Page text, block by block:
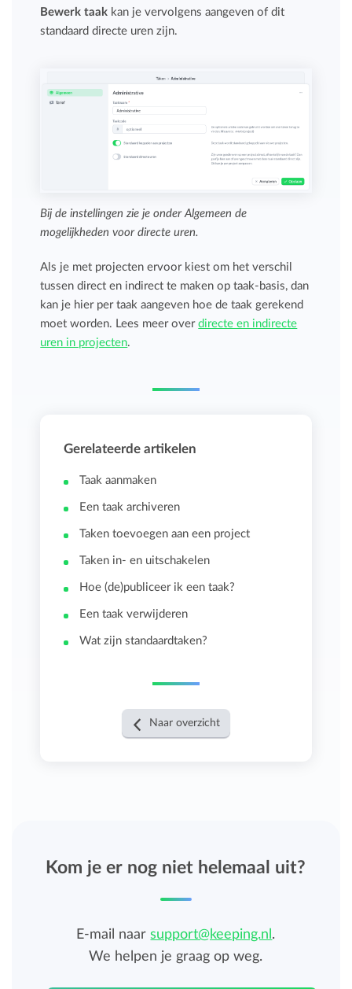
Bewerk taak kan je vervolgens aangeven of dit
standaard directe uren zijn.
Bij de instellingen zie je onderAlgemeen de
mogelijkheden voor directe uren.
Als je met projecten ervoor kiest om het verschil
tussen direct en indirect te maken op taak-basis, dan
kan je hier per taak aangeven hoe de taak gerekend
moet worden. Lees meer overdirecte en indirecte
uren in projecten.
Gerelateerde artikelen
Taak aanmaken
Een taak archiveren
Taken toevoegen aan een project
Taken in- en uitschakelen
Hoe (de)publiceer ik een taak?
Een taak verwijderen
Wat zijn standaardtaken?
Naar overzicht
Kom je er nog niet helemaal uit?
E-mail naarsupport@keeping.nl .
We helpen je graag op weg.